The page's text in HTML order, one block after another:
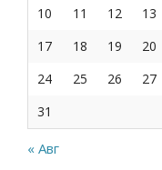
10
11 12 13
17
18 19 20
24
25 26 27
31
« Авг